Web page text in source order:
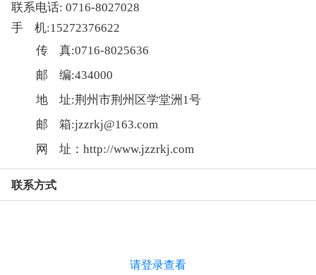
联系电话: 0716-8027028
手 机:15272376622
传 真:0716-8025636
邮 编:434000
地 址:荆州市荆州区学堂洲1号
邮 箱:jzzrkj@163.com
网 址：http://www.jzzrkj.com
联系方式
请登录查看